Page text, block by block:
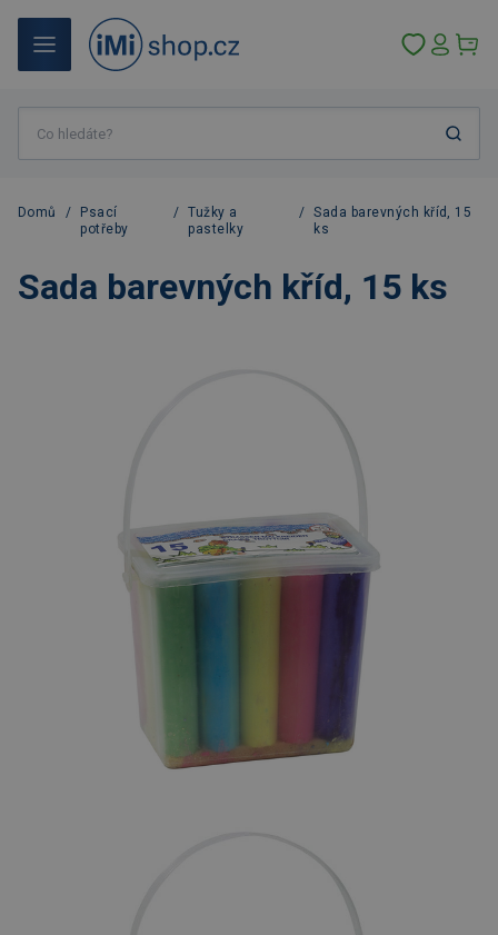
Domů /
Psací
potřeby
/ Tužky a
pastelky
/ Sada barevných kříd, 15
ks
Sada barevných kříd, 15 ks